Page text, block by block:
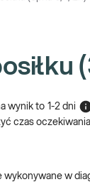
wynik to 1-2 dni
czas
wykonywane w